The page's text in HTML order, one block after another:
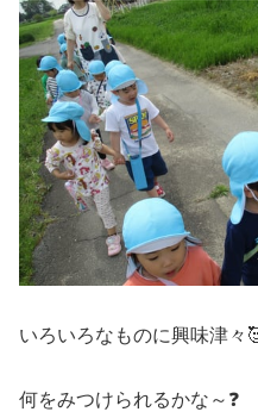
いろいろなものに興味津々
何をみつけられるかな～❓